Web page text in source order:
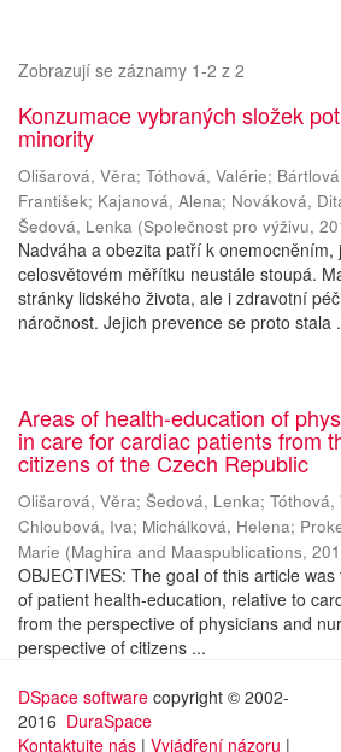
Zobrazují se záznamy 1-2 z 2
Konzumace vybraných složek
minority
Olišarová, Věra; Tóthová, Valérie;
František; Kajanová, Alena; Nováková,
Šedová, Lenka (Společnost pro výživu,
Nadváha a obezita patří k onemocněním,
celosvětovém měřítku neustále stoupá.
stránky lidského života, ale i zdravotní
náročnost. Jejich prevence se proto stala
Areas of health-education of
in care for cardiac patients from
citizens of the Czech Republic
Olišarová, Věra; Šedová, Lenka; Tóthová,
Chloubová, Iva; Michálková, Helena;
Marie (Maghira and Maaspublications,
OBJECTIVES: The goal of this article
of patient health-education, relative to
from the perspective of physicians and
perspective of citizens ...
DSpace software copyright © 2002-
2016 DuraSpace
Kontaktujte nás | Vyjádření názoru |